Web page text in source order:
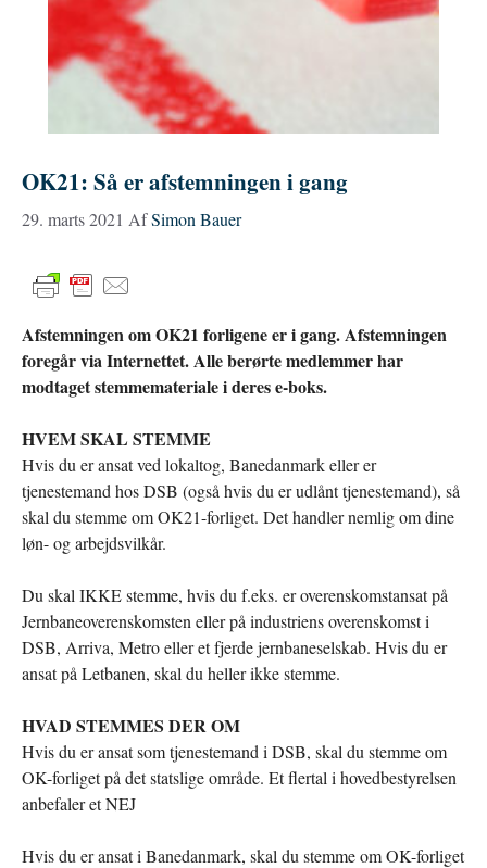
OK21: Så er afstemningen i gang
29. marts 2021 AfSimon Bauer
Afstemningen om OK21 forligene er i gang. Afstemningen
foregår via Internettet. Alle berørte medlemmer har
modtaget stemmemateriale i deres e-boks.
HVEM SKAL STEMME
Hvis du er ansat ved lokaltog, Banedanmark eller er
tjenestemand hos DSB (også hvis du er udlånt tjenestemand), så
skal du stemme om OK21-forliget. Det handler nemlig om dine
løn- og arbejdsvilkår.
Du skal IKKE stemme, hvis du f.eks. er overenskomstansat på
Jernbaneoverenskomsten eller på industriens overenskomst i
DSB, Arriva, Metro eller et fjerde jernbaneselskab. Hvis du er
ansat på Letbanen, skal du heller ikke stemme.
HVAD STEMMES DER OM
Hvis du er ansat som tjenestemand i DSB, skal du stemme om
OK-forliget på det statslige område. Et flertal i hovedbestyrelsen
anbefaler et NEJ
Hvis du er ansat i Banedanmark, skal du stemme om OK-forliget